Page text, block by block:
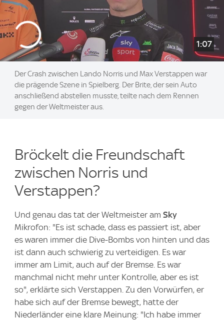
1:07
Der Crash zwischen Lando Norris und Max Verstappen war
die prägende Szene in Spielberg. Der Brite, der sein Auto
anschließend abstellen musste, teilte nach dem Rennen
gegen der Weltmeister aus.
Bröckelt die Freundschaft
zwischen Norris und
Verstappen?
Und genau das tat der Weltmeister am Sky
Mikrofon: "Es ist schade, dass es passiert ist, aber
es waren immer die Dive-Bombs von hinten und das
ist dann auch schwierig zu verteidigen. Es war
immer am Limit, auch auf der Bremse. Es war
manchmal nicht mehr unter Kontrolle, aber es ist
so", erklärte sich Verstappen. Zu den Vorwürfen, er
habe sich auf der Bremse bewegt, hatte der
Niederländer eine klare Meinung: "Ich habe immer